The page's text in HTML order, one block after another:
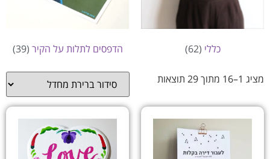
כללי (62) הדפסים לתלות על הקיר (39)
מציג 1–16 מתוך 29 תוצאות